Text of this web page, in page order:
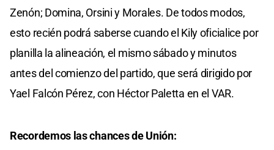
Zenón; Domina, Orsini y Morales. De todos modos,
esto recién podrá saberse cuando el Kily oficialice por
planilla la alineación, el mismo sábado y minutos
antes del comienzo del partido, que será dirigido por
Yael Falcón Pérez, con Héctor Paletta en el VAR.
Recordemos las chances de Unión: